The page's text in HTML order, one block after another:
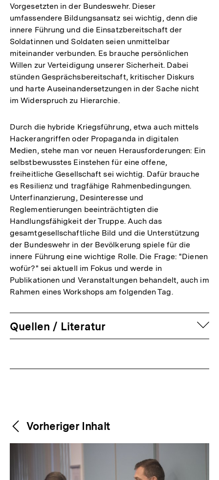
Vorgesetzten in der Bundeswehr. Dieser
umfassendere Bildungsansatz sei wichtig, denn die
innere Führung und die Einsatzbereitschaft der
Soldatinnen und Soldaten seien unmittelbar
miteinander verbunden. Es brauche persönlichen
Willen zur Verteidigung unserer Sicherheit. Dabei
stünden Gesprächsbereitschaft, kritischer Diskurs
und harte Auseinandersetzungen in der Sache nicht
im Widerspruch zu Hierarchie.
Durch die hybride Kriegsführung, etwa auch mittels
Hackerangriffen oder Propaganda in digitalen
Medien, stehe man vor neuen Herausforderungen: Ein
selbstbewusstes Einstehen für eine offene,
freiheitliche Gesellschaft sei wichtig. Dafür brauche
es Resilienz und tragfähige Rahmenbedingungen.
Unterfinanzierung, Desinteresse und
Reglementierungen beeinträchtigten die
Handlungsfähigkeit der Truppe. Auch das
gesamtgesellschaftliche Bild und die Unterstützung
der Bundeswehr in der Bevölkerung spiele für die
innere Führung eine wichtige Rolle. Die Frage: "Dienen
wofür?" sei aktuell im Fokus und werde in
Publikationen und Veranstaltungen behandelt, auch im
Rahmen eines Workshops am folgenden Tag.
Quellen / Literatur
Weitere
Inhalte
Content-
Navigation
Vorheriger Inhalt